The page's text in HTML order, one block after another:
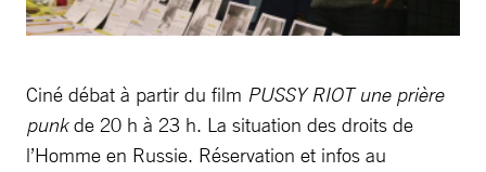
Ciné débat à partir du film PUSSY RIOT une prière
punkde 20 h à 23 h. La situation des droits de
l’Homme en Russie. Réservation et infos au